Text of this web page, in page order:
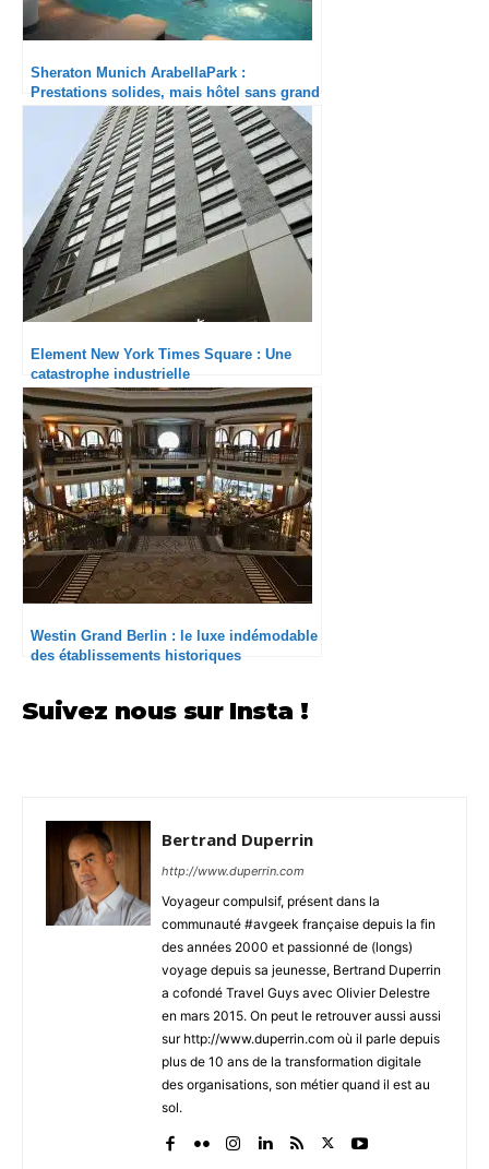
​Sheraton Munich ArabellaPark :
Prestations solides, mais hôtel sans grand
charme
Element New York Times Square : Une
catastrophe industrielle
Westin Grand Berlin : le luxe indémodable
des établissements historiques
Suivez nous sur Insta !
Bertrand Duperrin
http://www.duperrin.com
Voyageur compulsif, présent dans la
communauté #avgeek française depuis la fin
des années 2000 et passionné de (longs)
voyage depuis sa jeunesse, Bertrand Duperrin
a cofondé Travel Guys avec Olivier Delestre
en mars 2015. On peut le retrouver aussi aussi
sur http://www.duperrin.com où il parle depuis
plus de 10 ans de la transformation digitale
des organisations, son métier quand il est au
sol.